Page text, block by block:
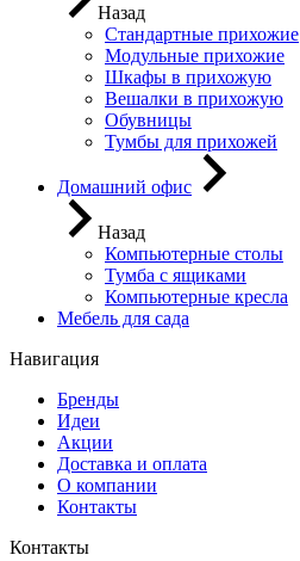
Назад
Стандартные прихожие
Модульные прихожие
Шкафы в прихожую
Вешалки в прихожую
Обувницы
Тумбы для прихожей
Домашний офис
Назад
Компьютерные столы
Тумба с ящиками
Компьютерные кресла
Мебель для сада
Навигация
Бренды
Идеи
Акции
Доставка и оплата
О компании
Контакты
Контакты